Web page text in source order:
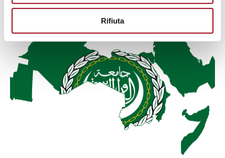
Rifiuta
01.01.2024